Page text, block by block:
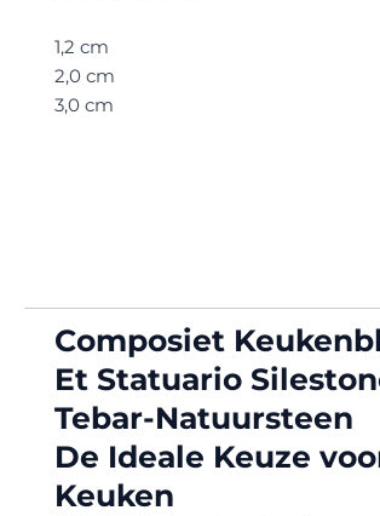
1,2 cm
2,0 cm
3,0 cm
Composiet
Et Statuario
Tebar-Natuursteen
De Ideale Keuze
Keuken